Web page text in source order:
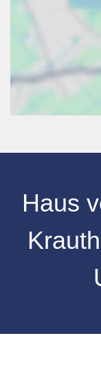
Haus